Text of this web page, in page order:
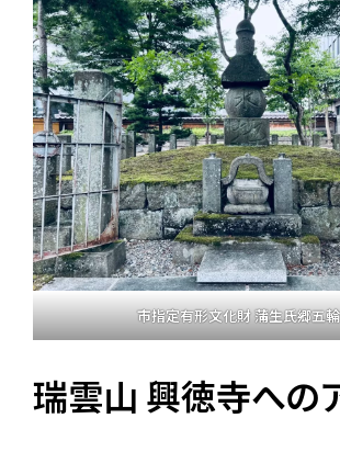
市指定有形文化財 蒲生氏郷五
瑞雲山 興徳寺への